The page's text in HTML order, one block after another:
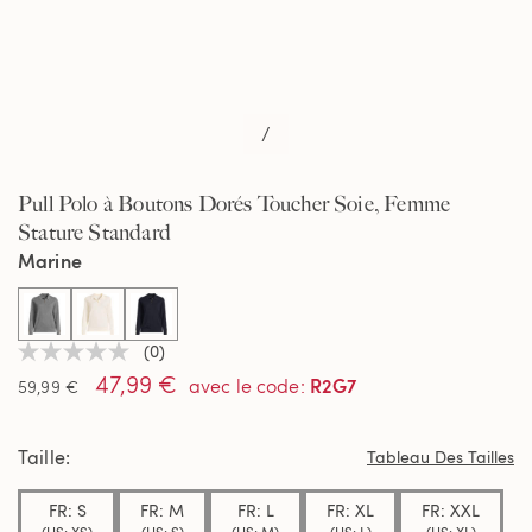
/
Pull Polo à Boutons Dorés Toucher Soie, Femme
Stature Standard
Aucune
valeur
de
sur
même
page.
(0)
59,99 €
47,99 € avec le code: R2G7
Marine
selected
Taille Tableau Des Tailles
FR: S FR: M FR: L FR: XL FR: XXL